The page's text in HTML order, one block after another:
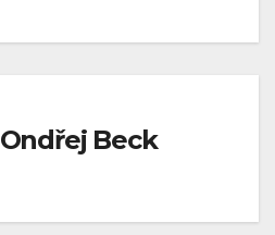
Ondřej Beck